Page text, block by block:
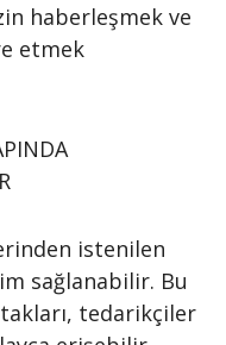
haberleşmek ve
etmek
istenilen
sağlanabilir. Bu
tedarikçiler